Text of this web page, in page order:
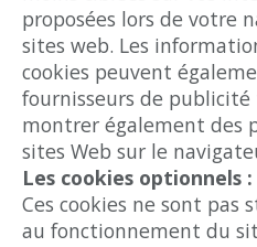
proposées lors de votre
sites web. Les
cookies peuvent
fournisseurs de publicité
montrer également des
sites Web sur le
Les cookies optionnels :
Ces cookies ne sont pas
au fonctionnement du